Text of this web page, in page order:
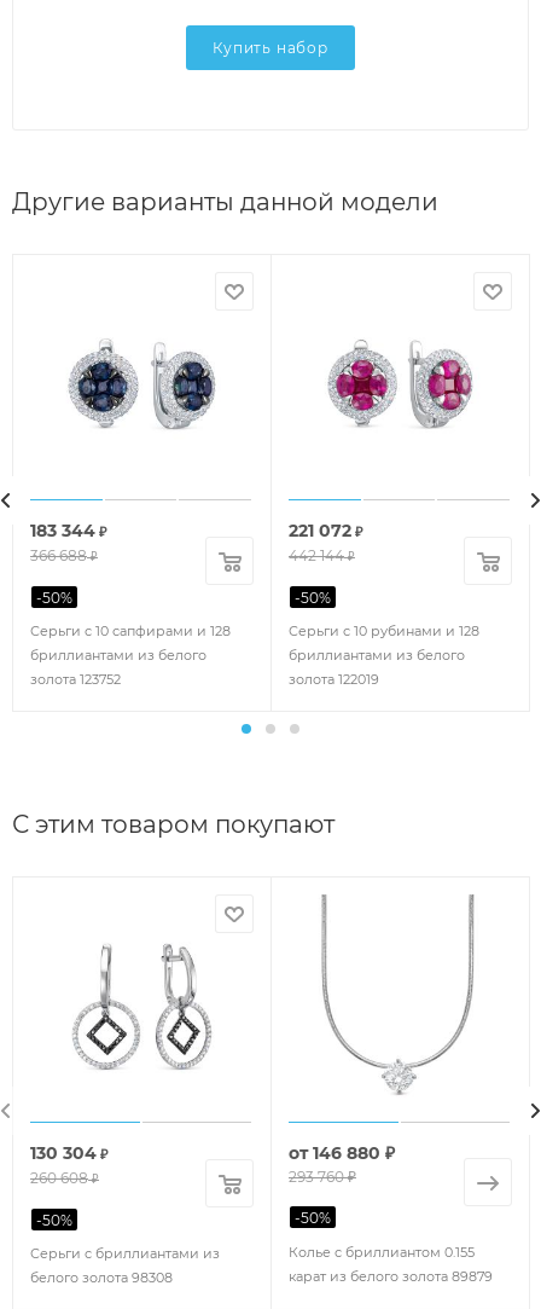
Купить набор
Другие варианты данной модели
Серьги с 10 сапфирами и 128
бриллиантами из белого
золота 123752
183 344 ₽
366 688₽
-50%
Серьги с 10 рубинами и 128
бриллиантами из белого
золота 122019
221 072 ₽
442 144₽
-50%
С этим товаром покупают
Серьги с бриллиантами из
белого золота 98308
130 304 ₽
260 608₽
-50%
Колье с бриллиантом 0.155
карат из белого золота 89879
от146 880 ₽
293 760 ₽
-50%